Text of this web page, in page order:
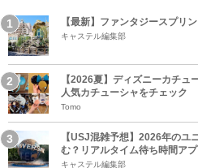
【最新】ファンタジースプリ
キャステル編集部
【2026夏】ディズニーカチュ
人気カチューシャをチェック
Tomo
【USJ混雑予想】2026年のユ
む？リアルタイム待ち時間ア
キャステル編集部